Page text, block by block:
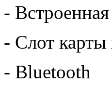
-
- Слот
- Bluetooth